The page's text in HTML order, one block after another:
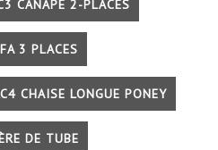
CANAPÉ 2-PLACES
3 PLACES
CHAISE LONGUE PONEY
DE TUBE